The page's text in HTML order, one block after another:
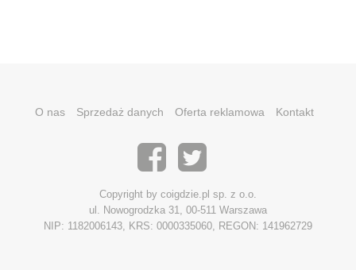
O nas Sprzedaż danych Oferta reklamowa Kontakt
Copyright by coigdzie.pl sp. z o.o.
ul. Nowogrodzka 31, 00-511 Warszawa
NIP: 1182006143, KRS: 0000335060, REGON: 141962729